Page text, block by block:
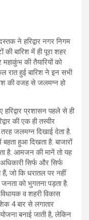
ने हरिद्वार नगर निगम
बारिश में ही पूरा शहर
महाकुंभ की तैयारियों को
हुई बारिश ने इन सभी
की वजह से जलमग्न हो
प्रशासन पहले से ही
की एक ही तस्वीर
तरह जलमग्न दिखाई देता है.
बहता हुआ दिखता है. बाजारों
है. आमजन की मानें तो यह
सिर्फ और सिर्फ
जो कि धरातल पर नहीं
जनता को भुगतना पड़ता है.
व शहरी विकास
4 बार से लगातार
बनाई जाती है, लेकिन